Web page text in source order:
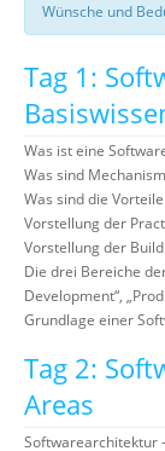
Wünsche und
Tag 1:
Was ist eine
Was sind
Was sind die
Vorstellung der
Vorstellung der
Die drei Bereiche
Development“,
Grundlage einer
Tag 2:
Areas
Softwarearchitektur